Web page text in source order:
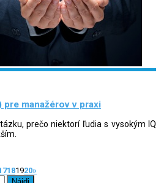
pre manažérov v praxi
prečo niektorí ľudia s vysokým IQ
181920»